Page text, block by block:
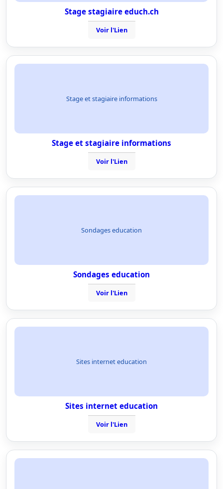
Stage stagiaire educh.ch
Voir l'Lien
Stage et stagiaire informations
Stage et stagiaire informations
Voir l'Lien
Sondages education
Sondages education
Voir l'Lien
Sites internet education
Sites internet education
Voir l'Lien